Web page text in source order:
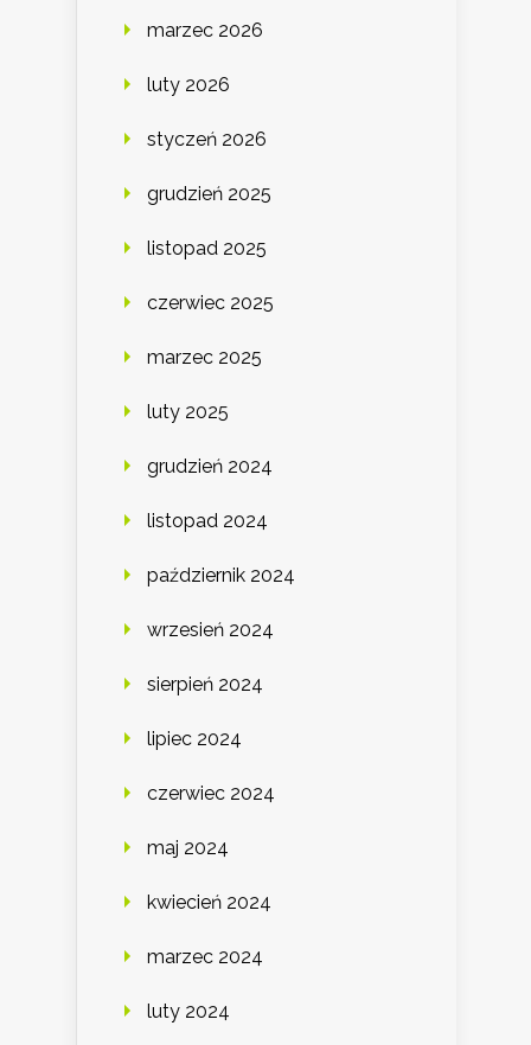
marzec 2026
luty 2026
styczeń 2026
grudzień 2025
listopad 2025
czerwiec 2025
marzec 2025
luty 2025
grudzień 2024
listopad 2024
październik 2024
wrzesień 2024
sierpień 2024
lipiec 2024
czerwiec 2024
maj 2024
kwiecień 2024
marzec 2024
luty 2024